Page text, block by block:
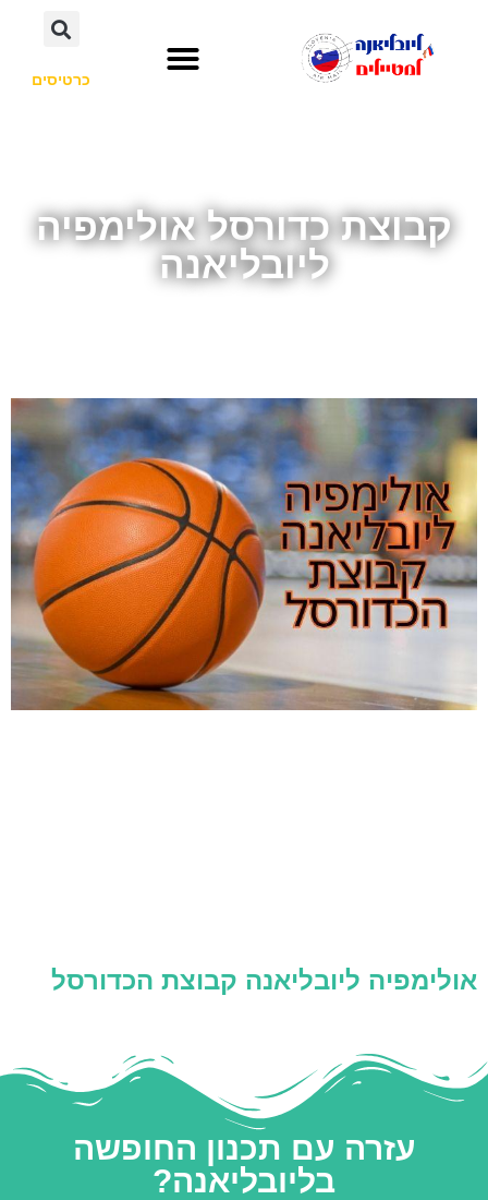
כרטיסים
קבוצת כדורסל אולימפיה
ליובליאנה
אולימפיה ליובליאנה קבוצת הכדורסל
עזרה עם תכנון החופשה
בליובליאנה?